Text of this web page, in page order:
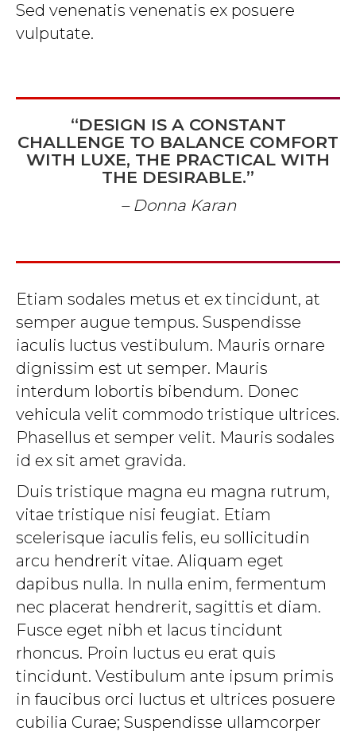
Sed venenatis venenatis ex posuere
vulputate.
“DESIGN IS A CONSTANT
CHALLENGE TO BALANCE COMFORT
WITH LUXE, THE PRACTICAL WITH
THE DESIRABLE.”
– Donna Karan
Etiam sodales metus et ex tincidunt, at
semper augue tempus. Suspendisse
iaculis luctus vestibulum. Mauris ornare
dignissim est ut semper. Mauris
interdum lobortis bibendum. Donec
vehicula velit commodo tristique ultrices.
Phasellus et semper velit. Mauris sodales
id ex sit amet gravida.
Duis tristique magna eu magna rutrum,
vitae tristique nisi feugiat. Etiam
scelerisque iaculis felis, eu sollicitudin
arcu hendrerit vitae. Aliquam eget
dapibus nulla. In nulla enim, fermentum
nec placerat hendrerit, sagittis et diam.
Fusce eget nibh et lacus tincidunt
rhoncus. Proin luctus eu erat quis
tincidunt. Vestibulum ante ipsum primis
in faucibus orci luctus et ultrices posuere
cubilia Curae; Suspendisse ullamcorper